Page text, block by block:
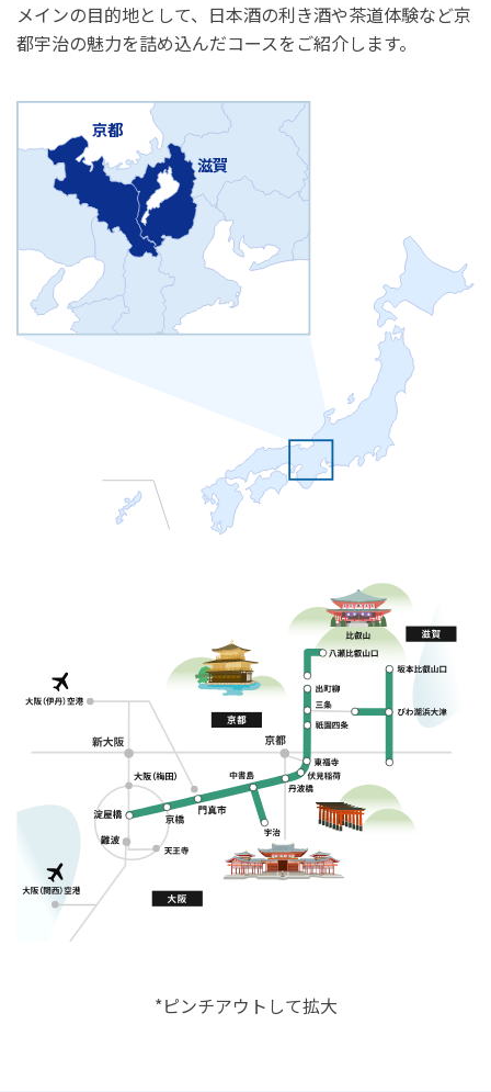
メインの目的地として、日本酒の利き酒や茶道体験など京
都宇治の魅力を詰め込んだコースをご紹介します。
京都
滋賀
*ピンチアウトして拡大